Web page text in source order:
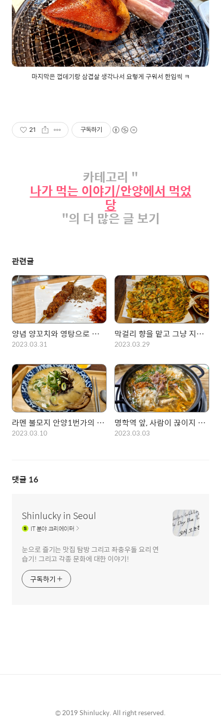
마지막은 껍데기랑 삼겹살 생각나서 요렇게 구워서 한입씩 ㅋ
21 구독하기
카테고리 "
나가 먹는 이야기/안양에서 먹었
당
"의 더 많은 글 보기
관련글
양념 양꼬치와 영탕으로 깔끔한 한끼 마무리! 백년부 양꼬치
2023.03.31
막걸리 향을 맡고 그냥 지나치지 못한... 종로빈대떡 안양1번가
2023.03.29
라멘 불모지 안양1번가의 마지막 희망 이찌방!
2023.03.10
명학역 앞, 사람이 끊이지 않는 명학골! 만두전골+오리주물럭+갑오징어을 한번에 먹는 황제 세트
2023.03.03
댓글 16
Shinlucky in Seoul
IT분야 크리에이터
눈으로 즐기는 맛집 탐방 그리고 좌충우돌 요리 연
습기! 그리고 각종 문화에 대한 이야기!
구독하기
© 2019 Shinlucky. All right reserved.